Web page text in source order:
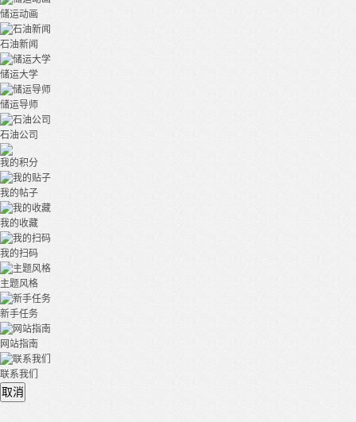
储运动画
石油新闻
储运大学
储运导师
石油公司
我的积分
我的帖子
我的收藏
我的扫码
主题风格
新手任务
网站指南
联系我们
取消